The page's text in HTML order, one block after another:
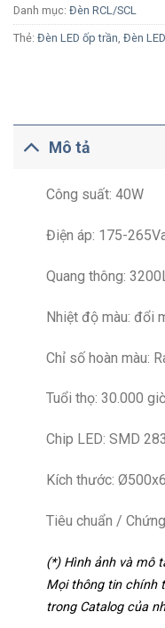
Danh mục: Đèn RCL/SCL
Thẻ: Đèn LED ốp trần Đèn
Mô tả
Công suất: 40W
Điện áp: 175-
Quang thông:
Nhiệt độ màu: đổi
Chỉ số hoàn màu:
Tuổi thọ: 30.000
Chip LED: SMD
Kích thước:
Tiêu chuẩn /
(*) Hình ảnh và mô
Mọi thông tin chính
trong Catalog của